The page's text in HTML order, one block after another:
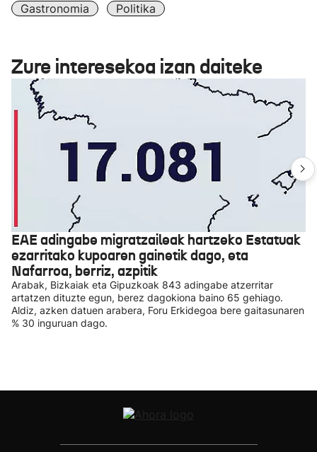
Gastronomia
Politika
Zure interesekoa izan daiteke
EAE adingabe migratzaileak hartzeko Estatuak
ezarritako kupoaren gainetik dago, eta
Nafarroa, berriz, azpitik
Arabak, Bizkaiak eta Gipuzkoak 843 adingabe atzerritar
artatzen dituzte egun, berez dagokiona baino 65 gehiago.
Aldiz, azken datuen arabera, Foru Erkidegoa bere gaitasunaren
% 30 inguruan dago.